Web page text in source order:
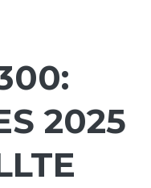
2025